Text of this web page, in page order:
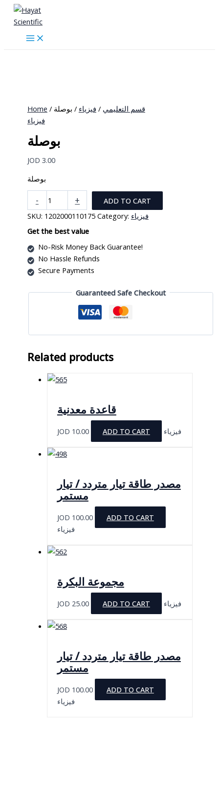
Skip
content
Home / قسم التعليمي / فيزياء / بوصلة
فيزياء
بوصلة
JOD 3.00
بوصلة
-
quantity
+
ADD TO CART
SKU: 1202000110175 Category: فيزياء
Get the best value
No-Risk Money Back Guarantee!
No Hassle Refunds
Secure Payments
Guaranteed Safe Checkout
Related products
قاعدة معدنية
JOD 10.00 ADD TO CART فيزياء
مصدر طاقة تيار متردد / تيار
مستمر
JOD 100.00
ADD TO CART
فيزياء
مجموعة البكرة
JOD 25.00 ADD TO CART فيزياء
مصدر طاقة تيار متردد / تيار
مستمر
JOD 100.00
ADD TO CART
فيزياء